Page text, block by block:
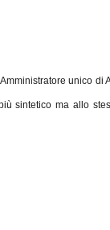
unico di
sintetico ma allo